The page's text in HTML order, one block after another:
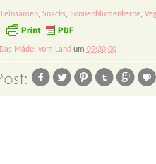
Leinsamen, Snacks, Sonnenblumenkerne,
Das Mädel vom Land um 09:30:00